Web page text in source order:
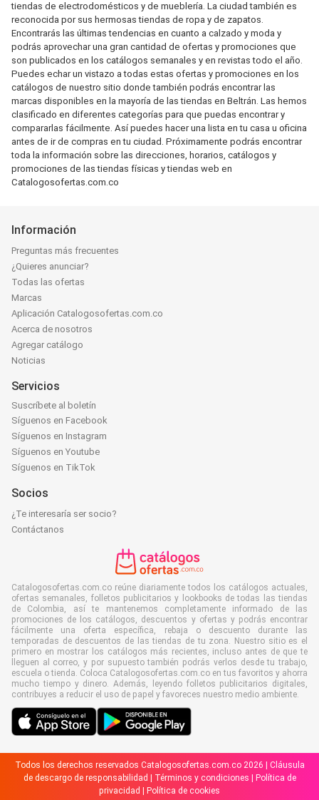
tiendas de electrodomésticos y de mueblería. La ciudad también es
reconocida por sus hermosas tiendas de ropa y de zapatos.
Encontrarás las últimas tendencias en cuanto a calzado y moda y
podrás aprovechar una gran cantidad de ofertas y promociones que
son publicados en los catálogos semanales y en revistas todo el año.
Puedes echar un vistazo a todas estas ofertas y promociones en los
catálogos de nuestro sitio donde también podrás encontrar las
marcas disponibles en la mayoría de las tiendas en Beltrán. Las hemos
clasificado en diferentes categorías para que puedas encontrar y
compararlas fácilmente. Así puedes hacer una lista en tu casa u oficina
antes de ir de compras en tu ciudad. Próximamente podrás encontrar
toda la información sobre las direcciones, horarios, catálogos y
promociones de las tiendas físicas y tiendas web en
Catalogosofertas.com.co
Información
Preguntas más frecuentes
¿Quieres anunciar?
Todas las ofertas
Marcas
Aplicación Catalogosofertas.com.co
Acerca de nosotros
Agregar catálogo
Noticias
Servicios
Suscríbete al boletín
Síguenos en Facebook
Síguenos en Instagram
Síguenos en Youtube
Síguenos en TikTok
Socios
¿Te interesaría ser socio?
Contáctanos
Catalogosofertas.com.co reúne diariamente todos los catálogos actuales,
ofertas semanales, folletos publicitarios y lookbooks de todas las tiendas
de Colombia, así te mantenemos completamente informado de las
promociones de los catálogos, descuentos y ofertas y podrás encontrar
fácilmente una oferta específica, rebaja o descuento durante las
temporadas de descuentos de las tiendas de tu zona. Nuestro sitio es el
primero en mostrar los catálogos más recientes, incluso antes de que te
lleguen al correo, y por supuesto también podrás verlos desde tu trabajo,
escuela o tienda. Coloca Catalogosofertas.com.co en tus favoritos y ahorra
mucho tiempo y dinero. Además, leyendo folletos publicitarios digitales,
contribuyes a reducir el uso de papel y favoreces nuestro medio ambiente.
Todos los derechos reservados Catalogosofertas.com.co 2026 | Cláusula
de descargo de responsabilidad
Términos y condiciones
Política de
privacidad
Política de cookies